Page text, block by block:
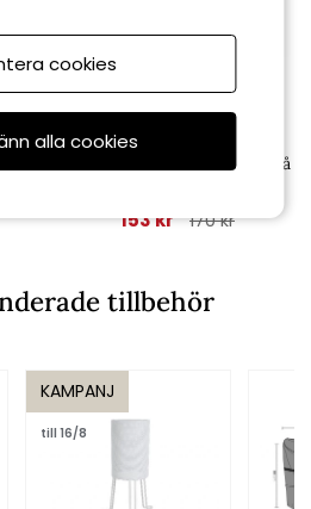
Erpe sittdyna 46x46 cm - grå
153 kr 170 kr
tillbehör
KAMPANJ
till 16/8
cookies
alla cookies